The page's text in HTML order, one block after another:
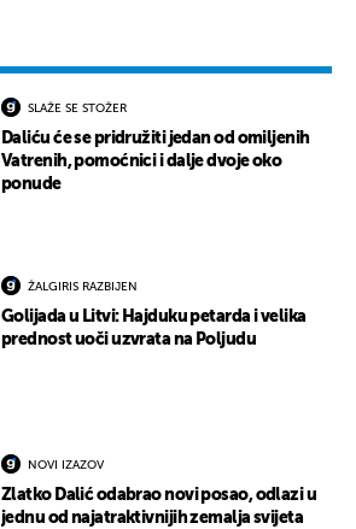
SLAŽE SE STOŽER
Daliću će se pridružiti jedan od omiljenih
Vatrenih, pomoćnici i dalje dvoje oko
ponude
ŽALGIRIS RAZBIJEN
Golijada u Litvi: Hajduku petarda i velika
prednost uoči uzvrata na Poljudu
NOVI IZAZOV
Zlatko Dalić odabrao novi posao, odlazi u
jednu od najatraktivnijih zemalja svijeta